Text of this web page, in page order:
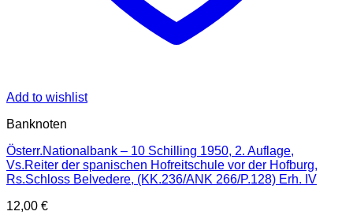
Add to wishlist
Banknoten
Österr.Nationalbank – 10 Schilling 1950, 2. Auflage,
Vs.Reiter der spanischen Hofreitschule vor der Hofburg,
Rs.Schloss Belvedere, (KK.236/ANK 266/P.128) Erh. IV
12,00 €